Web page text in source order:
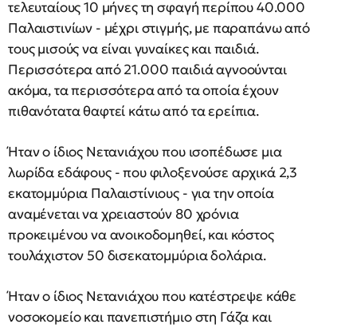
τελευταίους 10 μήνες τη σφαγή περίπου 40.000
Παλαιστινίων - μέχρι στιγμής, με παραπάνω από
τους μισούς να είναι γυναίκες και παιδιά.
Περισσότερα από 21.000 παιδιά αγνοούνται
ακόμα, τα περισσότερα από τα οποία έχουν
πιθανότατα θαφτεί κάτω από τα ερείπια.
Ήταν ο ίδιος Νετανιάχου που ισοπέδωσε μια
λωρίδα εδάφους - που φιλοξενούσε αρχικά 2,3
εκατομμύρια Παλαιστίνιους - για την οποία
αναμένεται να χρειαστούν 80 χρόνια
προκειμένου να ανοικοδομηθεί, και κόστος
τουλάχιστον 50 δισεκατομμύρια δολάρια.
Ήταν ο ίδιος Νετανιάχου που κατέστρεψε κάθε
νοσοκομείο και πανεπιστήμιο στη Γάζα και